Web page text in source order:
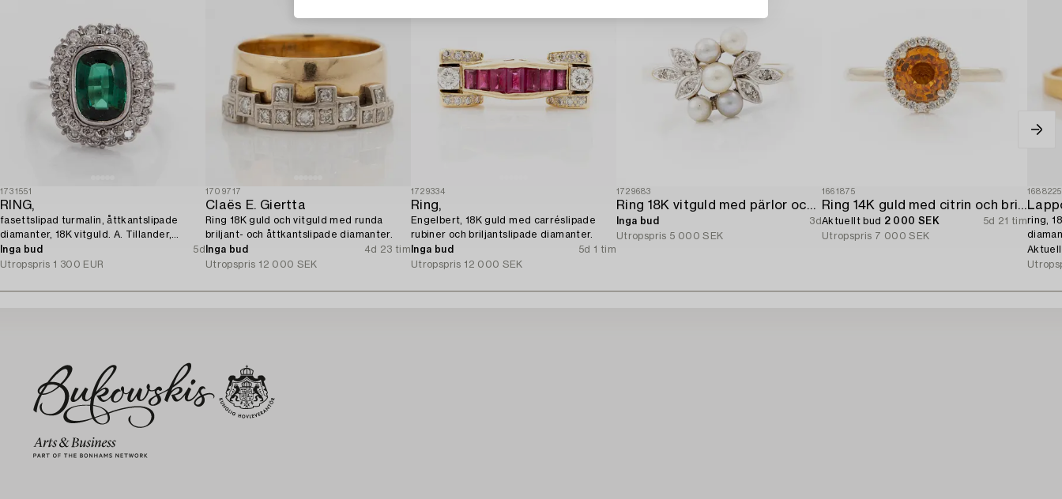
1731551
RING,
fasettslipad turmalin, åttkantslipade
diamanter, 18K vitguld. A. Tillander,
Helsingfors 1975.
Inga bud
5d
Utropspris 1 300 EUR
1709717
Claës E. Giertta
Ring 18K guld och vitguld med runda
briljant- och åttkantslipade diamanter.
Inga bud
4d 23 tim
Utropspris 12 000 SEK
1729334
Ring,
Engelbert, 18K guld med carréslipade
rubiner och briljantslipade diamanter.
Inga bud
5d 1 tim
Utropspris 12 000 SEK
1729683
Ring 18K vitguld med pärlor och åttkantslipade diamanter.
Inga bud
3d
Utropspris 5 000 SEK
1661875
Ring 14K guld med citrin och briljantslipade diamanter.
Aktuellt bud 2 000 SEK
5d 21 tim
Utropspris 7 000 SEK
1688225
ring,